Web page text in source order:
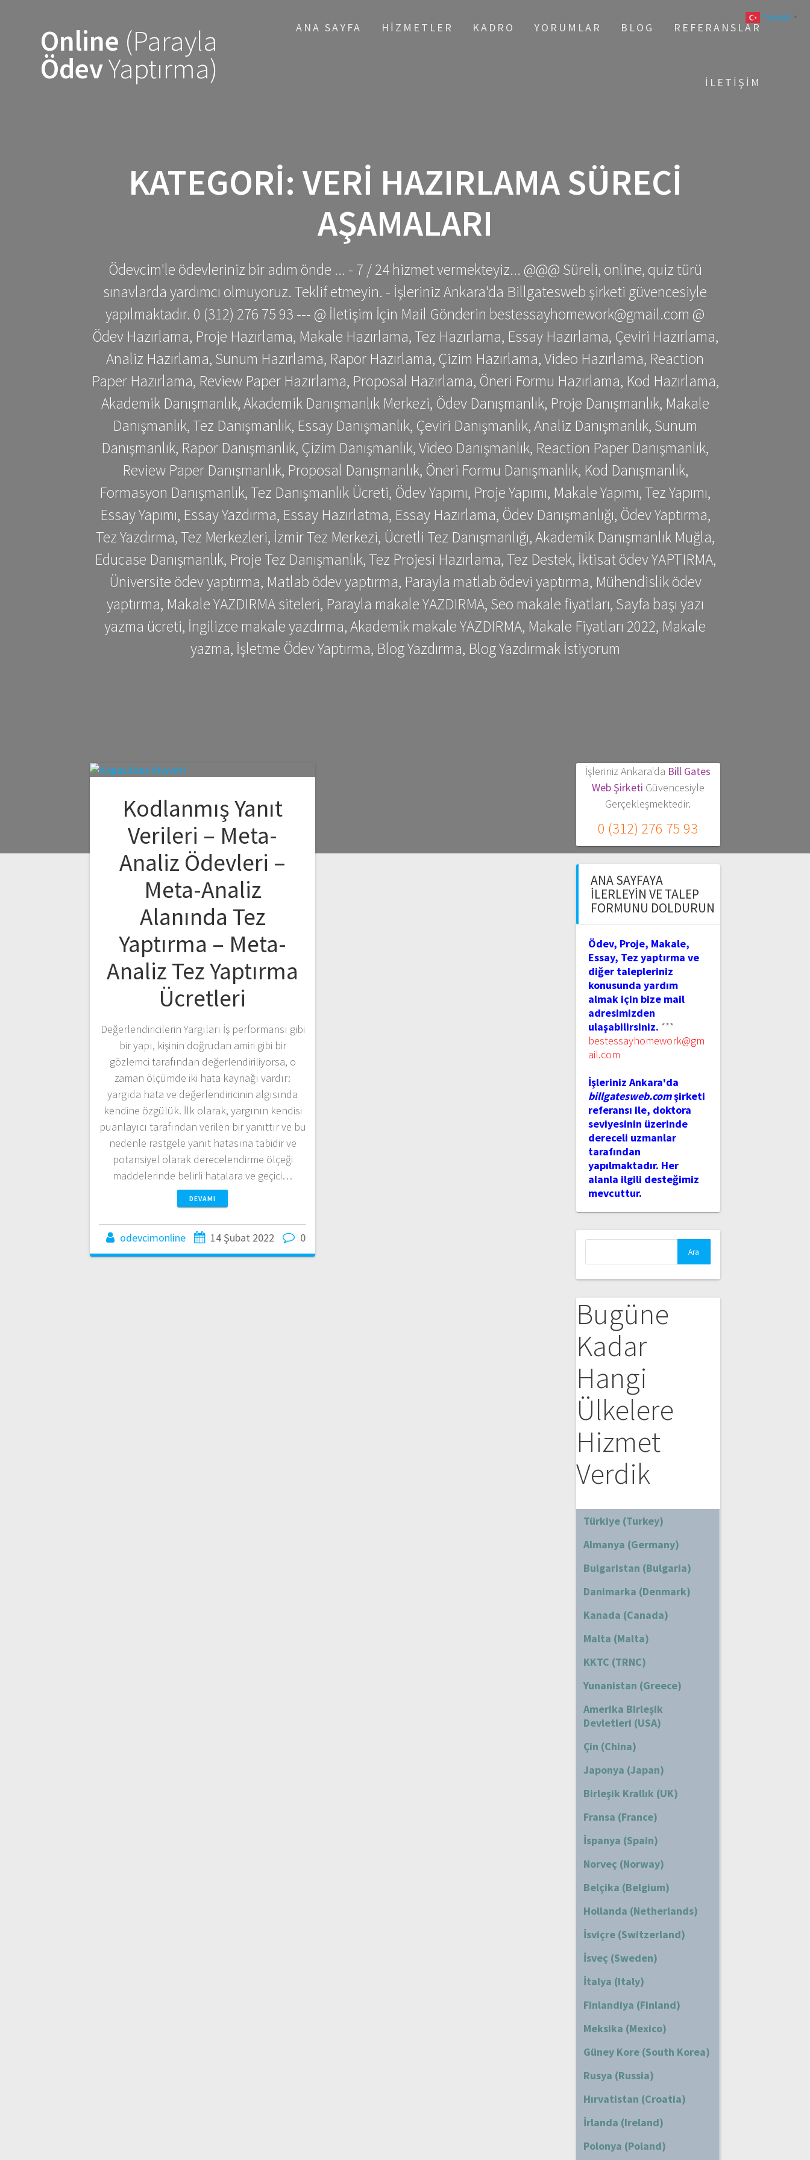
Online (Parayla
ÖdevYaptırma)
ANA SAYFA HIZMETLER KADRO YORUMLAR BLOG REFERANSLAR
İLETIŞIM
KATEGORI: VERI HAZIRLAMA SÜRECI
AŞAMALARI
Ödevcim'le ödevleriniz bir adım önde ... - 7 / 24 hizmet vermekteyiz... @@@ Süreli, online, quiz türü
sınavlarda yardımcı olmuyoruz. Teklif etmeyin. - İşleriniz Ankara'da Billgatesweb şirketi güvencesiyle
yapılmaktadır. 0 (312) 276 75 93 --- @ İletişim İçin Mail Gönderin bestessayhomework@gmail.com @
Ödev Hazırlama, Proje Hazırlama, Makale Hazırlama, Tez Hazırlama, Essay Hazırlama, Çeviri Hazırlama,
Analiz Hazırlama, Sunum Hazırlama, Rapor Hazırlama, Çizim Hazırlama, Video Hazırlama, Reaction
Paper Hazırlama, Review Paper Hazırlama, Proposal Hazırlama, Öneri Formu Hazırlama, Kod Hazırlama,
Akademik Danışmanlık, Akademik Danışmanlık Merkezi, Ödev Danışmanlık, Proje Danışmanlık, Makale
Danışmanlık, Tez Danışmanlık, Essay Danışmanlık, Çeviri Danışmanlık, Analiz Danışmanlık, Sunum
Danışmanlık, Rapor Danışmanlık, Çizim Danışmanlık, Video Danışmanlık, Reaction Paper Danışmanlık,
Review Paper Danışmanlık, Proposal Danışmanlık, Öneri Formu Danışmanlık, Kod Danışmanlık,
Formasyon Danışmanlık, Tez Danışmanlık Ücreti, Ödev Yapımı, Proje Yapımı, Makale Yapımı, Tez Yapımı,
Essay Yapımı, Essay Yazdırma, Essay Hazırlatma, Essay Hazırlama, Ödev Danışmanlığı, Ödev Yaptırma,
Tez Yazdırma, Tez Merkezleri, İzmir Tez Merkezi, Ücretli Tez Danışmanlığı, Akademik Danışmanlık Muğla,
Educase Danışmanlık, Proje Tez Danışmanlık, Tez Projesi Hazırlama, Tez Destek, İktisat ödev YAPTIRMA,
Üniversite ödev yaptırma, Matlab ödev yaptırma, Parayla matlab ödevi yaptırma, Mühendislik ödev
yaptırma, Makale YAZDIRMA siteleri, Parayla makale YAZDIRMA, Seo makale fiyatları, Sayfa başı yazı
yazma ücreti, İngilizce makale yazdırma, Akademik makale YAZDIRMA, Makale Fiyatları 2022, Makale
yazma, İşletme Ödev Yaptırma, Blog Yazdırma, Blog Yazdırmak İstiyorum
Kodlanmış Yanıt
Verileri – Meta-
Analiz Ödevleri –
Meta-Analiz
Alanında Tez
Yaptırma – Meta-
Analiz Tez Yaptırma
Ücretleri
Değerlendiricilerin Yargıları İş performansı gibi
bir yapı, kişinin doğrudan amiri gibi bir
gözlemci tarafından değerlendiriliyorsa, o
zaman ölçümde iki hata kaynağı vardır:
yargıda hata ve değerlendiricinin algısında
kendine özgülük. İlk olarak, yargının kendisi
puanlayıcı tarafından verilen bir yanıttır ve bu
nedenle rastgele yanıt hatasına tabidir ve
potansiyel olarak derecelendirme ölçeği
maddelerinde belirli hatalara ve geçici…
DEVAMI
odevcimonline 14 Şubat 2022 0
İşleriniz Ankara'da Bill Gates
Web Şirketi Güvencesiyle
Gerçekleşmektedir.
0 (312) 276 75 93
ANA SAYFAYA
İLERLEYIN VE TALEP
FORMUNU DOLDURUN
Ödev, Proje, Makale,
Essay, Tez yaptırma ve
diğer talepleriniz
konusunda yardım
almak için bize mail
adresimizden
ulaşabilirsiniz. ***
bestessayhomework@gm
ail.com
İşleriniz Ankara'da
billgatesweb.comşirketi
referansı ile, doktora
seviyesinin üzerinde
dereceli uzmanlar
tarafından
yapılmaktadır. Her
alanla ilgili desteğimiz
mevcuttur.
Bugüne
Kadar
Hangi
Ülkelere
Hizmet
Verdik
Türkiye (Turkey)
Almanya (Germany)
Bulgaristan (Bulgaria)
Danimarka (Denmark)
Kanada (Canada)
Malta (Malta)
KKTC (TRNC)
Yunanistan (Greece)
Amerika Birleşik
Devletleri (USA)
Çin (China)
Japonya (Japan)
Birleşik Krallık (UK)
Fransa (France)
İspanya (Spain)
Norveç (Norway)
Belçika (Belgium)
Hollanda (Netherlands)
İsviçre (Switzerland)
İsveç (Sweden)
İtalya (Italy)
Finlandiya (Finland)
Meksika (Mexico)
Güney Kore (South Korea)
Rusya (Russia)
Hırvatistan (Croatia)
İrlanda (Ireland)
Polonya (Poland)
Turkish ▼